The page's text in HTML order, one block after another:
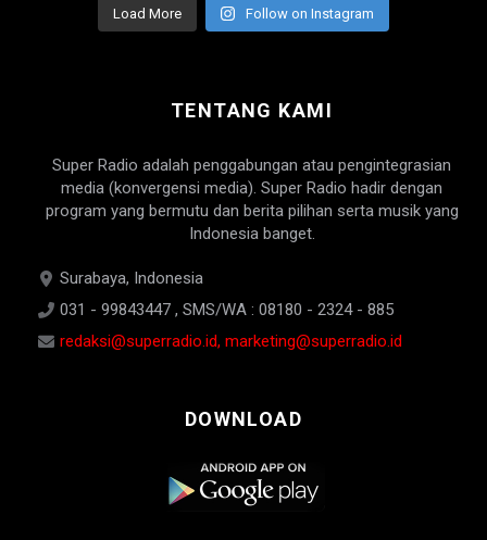
Load More Follow on Instagram
TENTANG KAMI
Super Radio adalah penggabungan atau pengintegrasian
media (konvergensi media). Super Radio hadir dengan
program yang bermutu dan berita pilihan serta musik yang
Indonesia banget.
Surabaya, Indonesia
031 - 99843447 , SMS/WA : 08180 - 2324 - 885
redaksi@superradio.id, marketing@superradio.id
DOWNLOAD